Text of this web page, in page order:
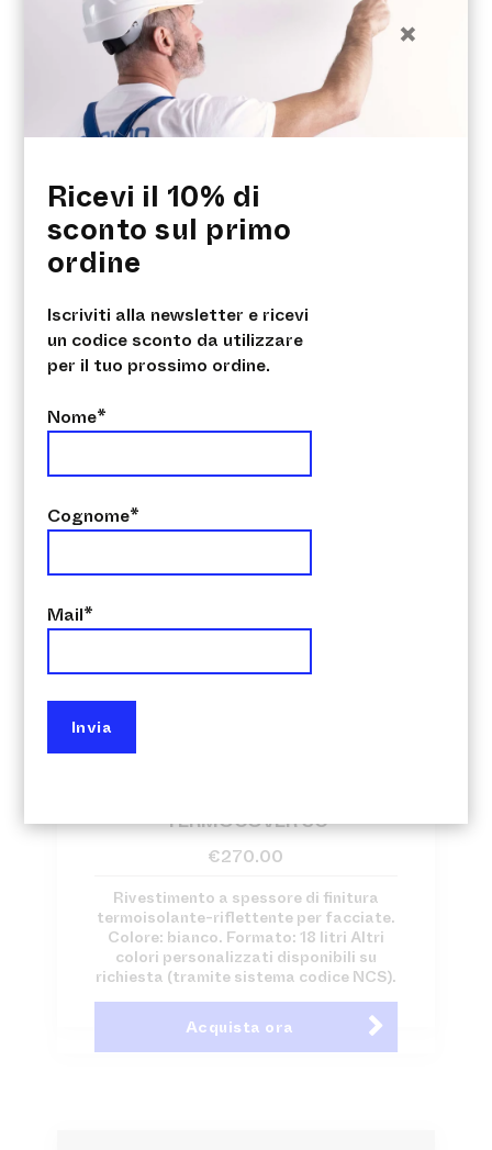
Termoriflettenti
SurfaSil KIREI 3 lt
€138.00 110.40
Speciale tipo di vernice contenente
organiche inquinanti e permette alle
superfici di
TERMOCOVER SC
€270.00
Rivestimento a spessore di finitura
termoisolante-riflettente per facciate.
Colore: bianco. Formato: 18 litri Altri
colori personalizzati disponibili su
richiesta (tramite sistema codice NCS).
Acquista ora
Ricevi il 10% di
sconto sul primo
ordine
Iscriviti alla newsletter e ricevi
un codice sconto da utilizzare
per il tuo prossimo ordine.
Nome*
Cognome*
Mail*
×